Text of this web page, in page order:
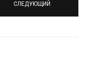
СЛЕДУЮЩИЙ